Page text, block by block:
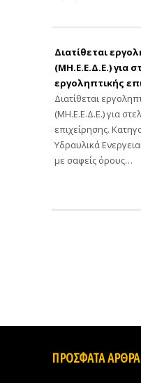
Διατίθεται
(ΜΗ.Ε.Ε.Δ.Ε.) για
εργοληπτικής
Διατίθεται
(ΜΗ.Ε.Ε.Δ.Ε.) για
επιχείρησης.
Υδραυλικά
με σαφείς όρους…
ΠΡΟΣΦΑΤΑ ΑΡΘΡΑ